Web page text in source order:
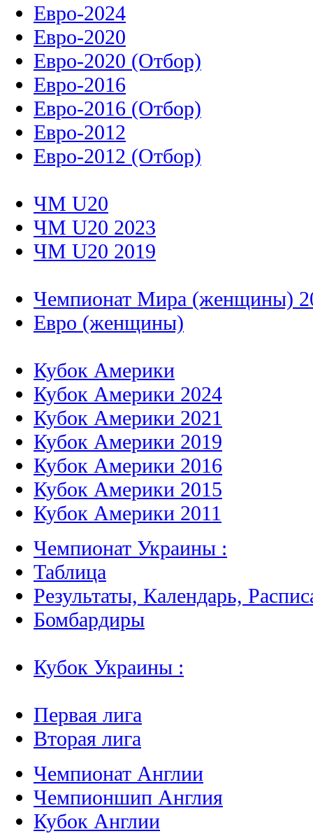
Евро-2024
Евро-2020
Евро-2020 (Отбор)
Евро-2016
Евро-2016 (Отбор)
Евро-2012
Евро-2012 (Отбор)
ЧМ U20
ЧМ U20 2023
ЧМ U20 2019
Чемпионат Мира (женщины)
Евро (женщины)
Кубок Америки
Кубок Америки 2024
Кубок Америки 2021
Кубок Америки 2019
Кубок Америки 2016
Кубок Америки 2015
Кубок Америки 2011
Чемпионат Украины :
Таблица
Результаты, Календарь,
Бомбардиры
Кубок Украины :
Первая лига
Вторая лига
Чемпионат Англии
Чемпионшип Англия
Кубок Англии